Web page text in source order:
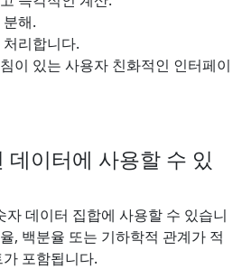
해.
리합니다.
이 있는 사용자 친화적인 인터페이
데이터에 사용할 수 있
자 데이터 집합에 사용할 수 있습니
, 백분율 또는 기하학적 관계가 적
포함됩니다.